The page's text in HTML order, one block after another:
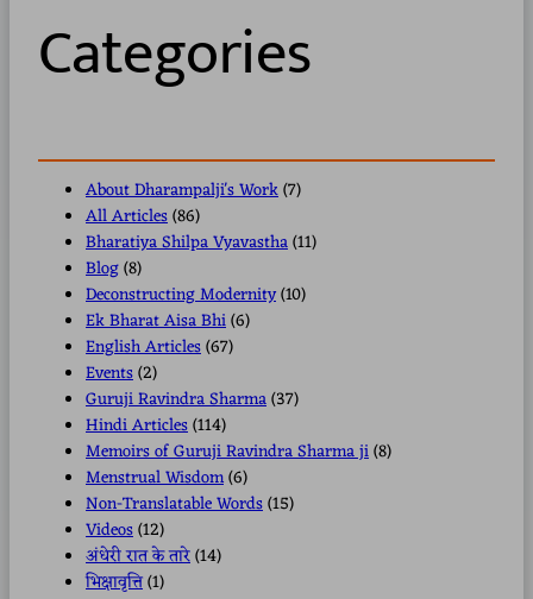
Categories
About Dharampalji's Work(7)
All Articles(86)
Bharatiya Shilpa Vyavastha(11)
Blog(8)
Deconstructing Modernity(10)
Ek Bharat Aisa Bhi(6)
English Articles(67)
Events(2)
Guruji Ravindra Sharma(37)
Hindi Articles(114)
Memoirs of Guruji Ravindra Sharma ji(8)
Menstrual Wisdom(6)
Non-Translatable Words(15)
Videos(12)
अंधेरी रात के तारे(14)
भिक्षावृत्ति(1)